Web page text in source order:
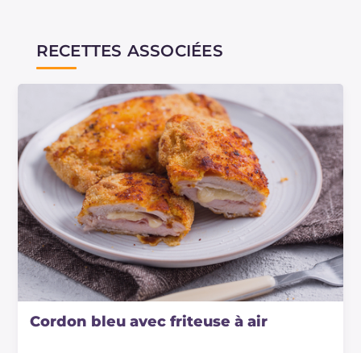
RECETTES ASSOCIÉES
Cordon bleu avec friteuse à air